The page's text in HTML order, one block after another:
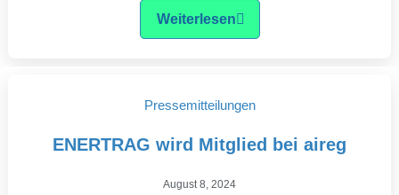
Weiterlesen
Pressemitteilungen
ENERTRAG wird Mitglied bei aireg
August 8, 2024